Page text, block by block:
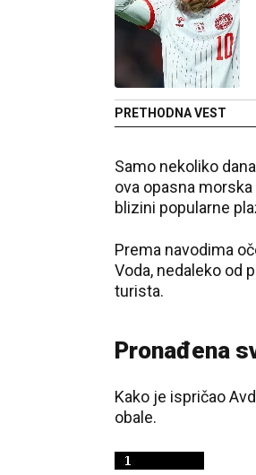
PRETHODNA VEST
Samo nekoliko
ova opasna
blizini popularne
Prema navodima
Voda, nedaleko od
turista.
Pronađena
Kako je ispričao
obale.